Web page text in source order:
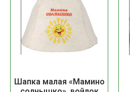
Шапка малая «Мамино